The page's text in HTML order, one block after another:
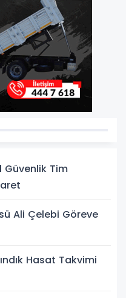
Güvenlik Tim
Ali Çelebi Göreve
Hasat Takvimi